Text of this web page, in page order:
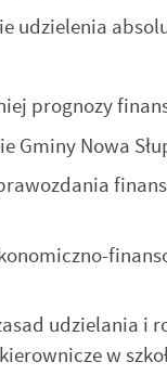
Nowa
udzielania i
w